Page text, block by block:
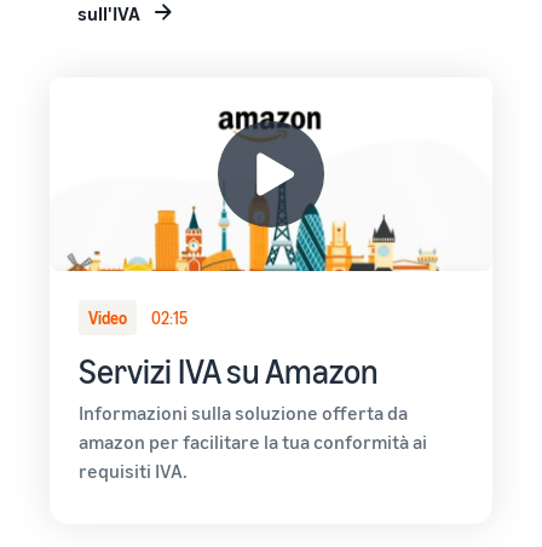
sull'IVA
Video 02:15
Servizi IVA su Amazon
Informazioni sulla soluzione offerta da
amazon per facilitare la tua conformità ai
requisiti IVA.